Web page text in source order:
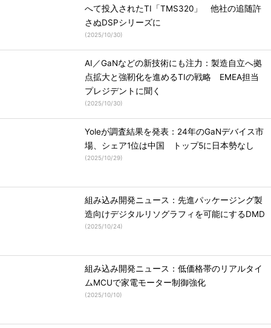
へて投入されたTI「TMS320」 他社の追随許
さぬDSPシリーズに
(2025/10/30)
AI／GaNなどの新技術にも注力：製造自立へ拠
点拡大と強靭化を進めるTIの戦略 EMEA担当
プレジデントに聞く
(2025/10/30)
Yoleが調査結果を発表：24年のGaNデバイス市
場、シェア1位は中国 トップ5に日本勢なし
(2025/10/29)
組み込み開発ニュース：先進パッケージング製
造向けデジタルリソグラフィを可能にするDMD
(2025/10/24)
組み込み開発ニュース：低価格帯のリアルタイ
ムMCUで家電モーター制御強化
(2025/10/10)